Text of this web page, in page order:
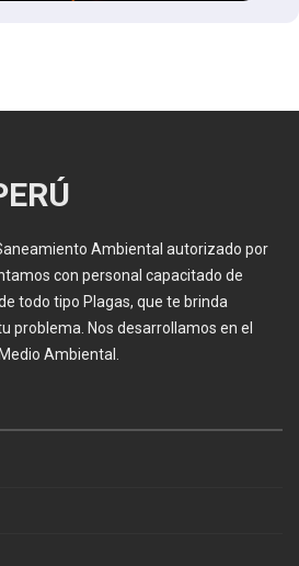
Ambiental autorizado por
con personal capacitado de
todo tipo Plagas, que te brinda
problema. Nos desarrollamos en el
Ambiental.